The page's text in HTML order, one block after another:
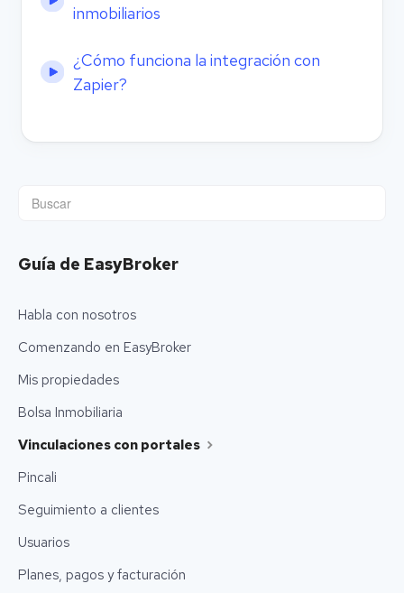
inmobiliarios
¿Cómo funciona la integración con
Zapier?
Guía de EasyBroker
Habla con nosotros
Comenzando en EasyBroker
Mis propiedades
Bolsa Inmobiliaria
Vinculaciones con portales
Pincali
Seguimiento a clientes
Usuarios
Planes, pagos y facturación